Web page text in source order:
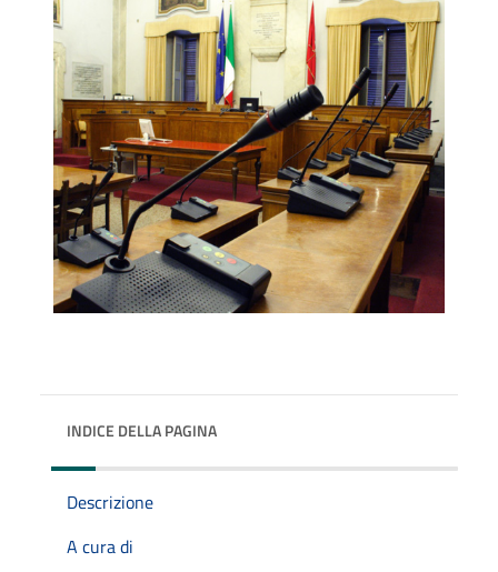
INDICE DELLA PAGINA
Descrizione
A cura di